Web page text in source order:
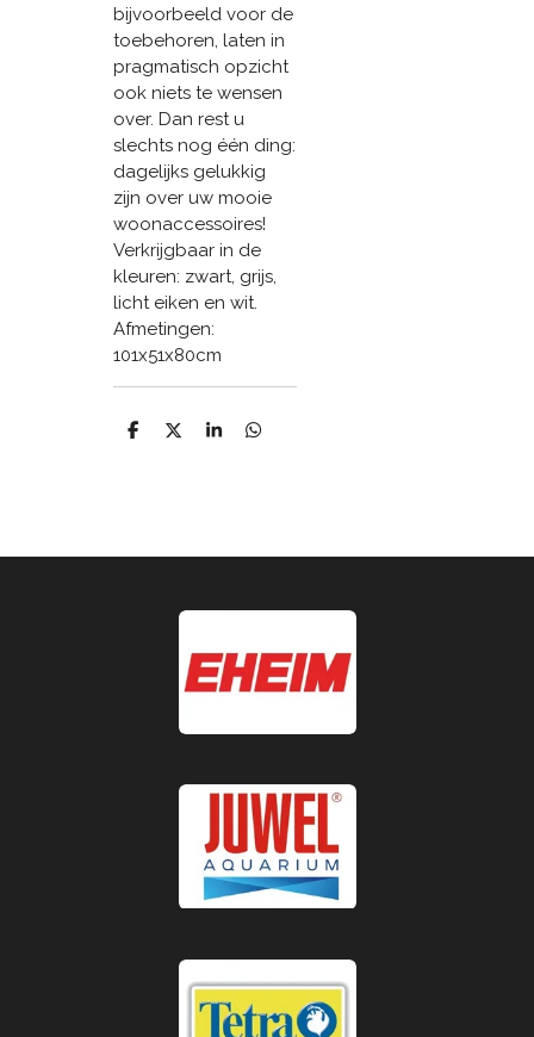
bijvoorbeeld voor de
toebehoren, laten in
pragmatisch opzicht
ook niets te wensen
over. Dan rest u
slechts nog één ding:
dagelijks gelukkig
zijn over uw mooie
woonaccessoires!
Verkrijgbaar in de
kleuren: zwart, grijs,
licht eiken en wit.
Afmetingen:
101x51x80cm
D
D
S
D